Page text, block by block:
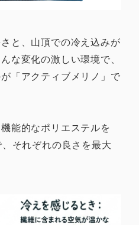
と、山頂での冷え込みが
な変化の激しい環境で、
「アクティブメリノ」で
能的なポリエステルを
それぞれの良さを最大